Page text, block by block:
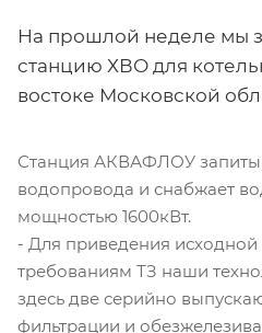
На прошлой неделе мы
станцию ХВО для
востоке Московской
Станция АКВАФЛОУ
водопровода и снабжает
мощностью 1600кВт.
- Для приведения исходной
требованиям ТЗ наши
здесь две серийно
фильтрации и